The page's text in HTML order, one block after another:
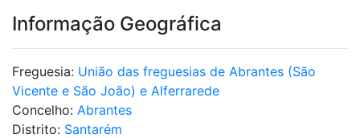
Informação Geográfica
Freguesia: União das freguesias de Abrantes (São
Vicente e São João) e Alferrarede
Concelho: Abrantes
Distrito: Santarém